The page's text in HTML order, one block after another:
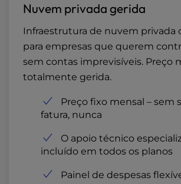
Nuvem privada gerida
Infraestrutura de nuvem privada
para empresas que querem
sem contas imprevisíveis. Preço
totalmente gerida.
Preço fixo mensal – sem
fatura, nunca
O apoio técnico
incluído em todos os planos
Painel de despesas